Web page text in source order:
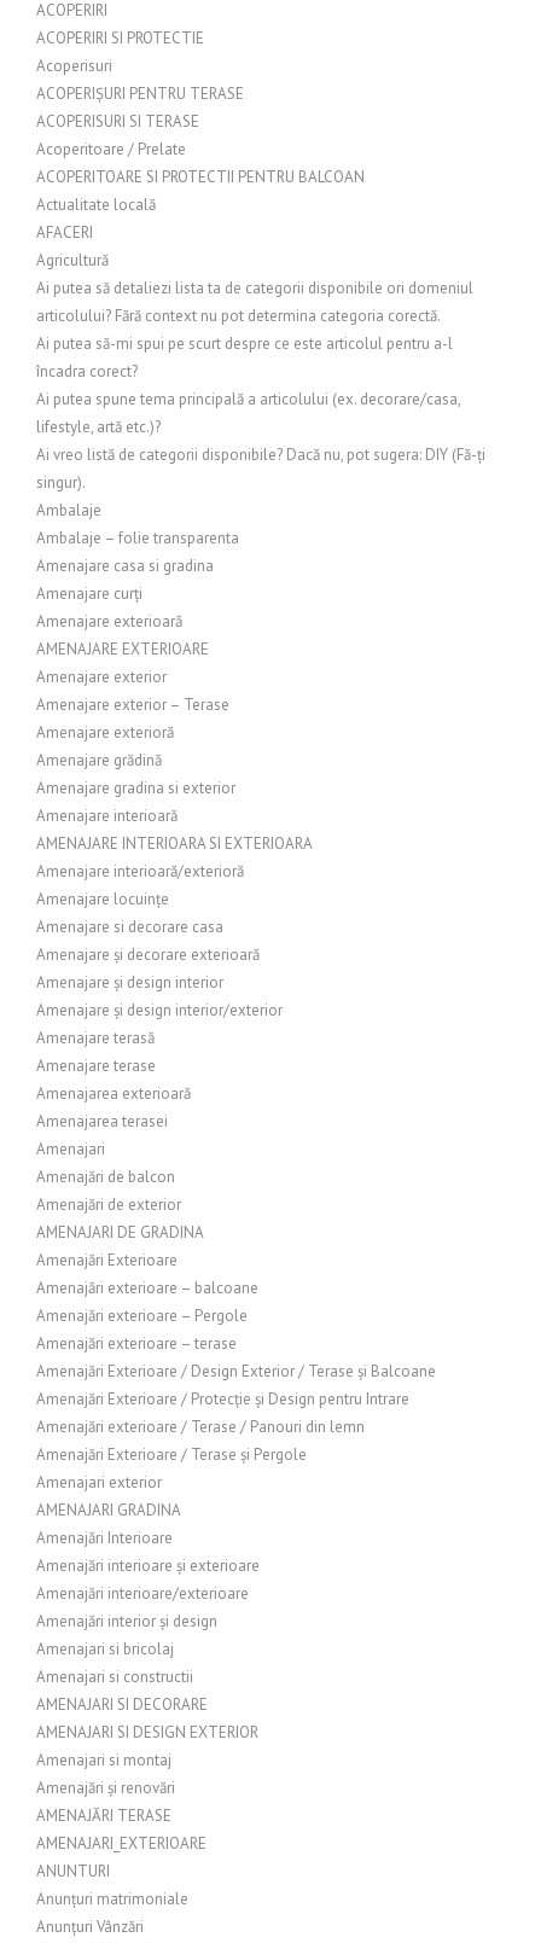
ACOPERIRI
ACOPERIRI SI PROTECTIE
Acoperisuri
ACOPERIȘURI PENTRU TERASE
ACOPERISURI SI TERASE
Acoperitoare / Prelate
ACOPERITOARE SI PROTECTII PENTRU BALCOAN
Actualitate locală
AFACERI
Agricultură
Ai putea să detaliezi lista ta de categorii disponibile ori domeniul
articolului? Fără context nu pot determina categoria corectă.
Ai putea să-mi spui pe scurt despre ce este articolul pentru a-l
încadra corect?
Ai putea spune tema principală a articolului (ex. decorare/casa,
lifestyle, artă etc.)?
Ai vreo listă de categorii disponibile? Dacă nu, pot sugera: DIY (Fă-ți
singur).
Ambalaje
Ambalaje – folie transparenta
Amenajare casa si gradina
Amenajare curți
Amenajare exterioară
AMENAJARE EXTERIOARE
Amenajare exterior
Amenajare exterior – Terase
Amenajare exterioră
Amenajare grădină
Amenajare gradina si exterior
Amenajare interioară
AMENAJARE INTERIOARA SI EXTERIOARA
Amenajare interioară/exterioră
Amenajare locuințe
Amenajare si decorare casa
Amenajare și decorare exterioară
Amenajare și design interior
Amenajare și design interior/exterior
Amenajare terasă
Amenajare terase
Amenajarea exterioară
Amenajarea terasei
Amenajari
Amenajări de balcon
Amenajări de exterior
AMENAJARI DE GRADINA
Amenajări Exterioare
Amenajări exterioare – balcoane
Amenajări exterioare – Pergole
Amenajări exterioare – terase
Amenajări Exterioare / Design Exterior / Terase și Balcoane
Amenajări Exterioare / Protecție și Design pentru Intrare
Amenajări exterioare / Terase / Panouri din lemn
Amenajări Exterioare / Terase și Pergole
Amenajari exterior
AMENAJARI GRADINA
Amenajări Interioare
Amenajări interioare și exterioare
Amenajări interioare/exterioare
Amenajări interior și design
Amenajari si bricolaj
Amenajari si constructii
AMENAJARI SI DECORARE
AMENAJARI SI DESIGN EXTERIOR
Amenajari si montaj
Amenajări și renovări
AMENAJĂRI TERASE
AMENAJARI_EXTERIOARE
ANUNTURI
Anunțuri matrimoniale
Anunțuri Vânzări